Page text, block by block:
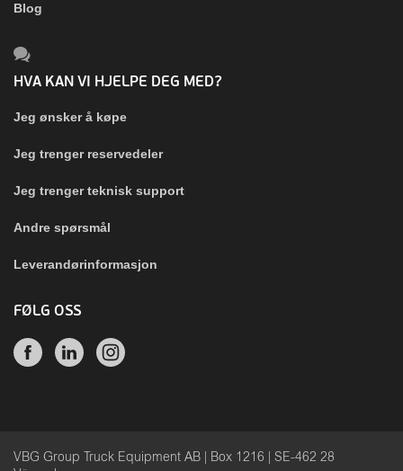
Blog
HVA KAN VI HJELPE DEG MED?
Jeg ønsker å køpe
Jeg trenger reservedeler
Jeg trenger teknisk support
Andre spørsmål
Leverandørinformasjon
FØLG OSS
VBG Group Truck Equipment AB | Box 1216 | SE-462 28